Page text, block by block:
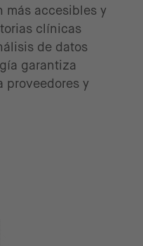
más accesibles y
clínicas
de datos
garantiza
proveedores y